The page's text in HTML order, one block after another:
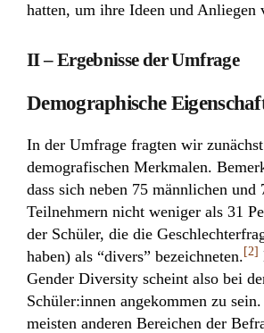
hatten, um ihre Ideen und Anliegen
II – Ergebnisse der Umfrage
Demographische
In der Umfrage fragten wir
demografischen Merkmalen.
dass sich neben 75 männlichen
Teilnehmern nicht weniger als 31
der Schüler, die die
haben) als “divers” bezeichneten. [2]
Gender Diversity scheint also bei
Schüler:innen angekommen zu
meisten anderen Bereichen der